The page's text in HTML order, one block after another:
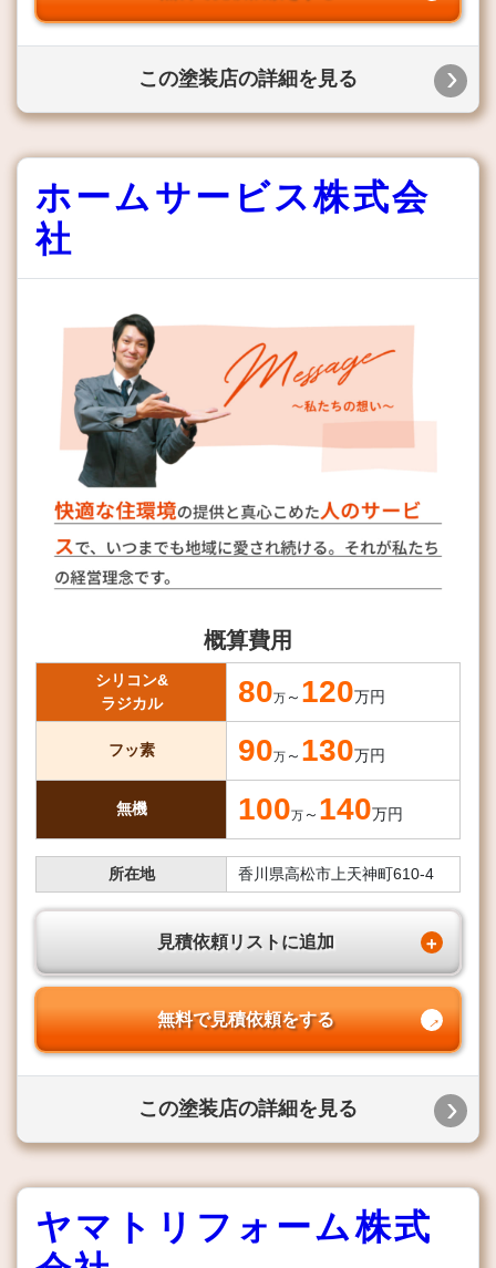
この塗装店の詳細を見る
ホームサービス株式会
社
所在地 香川県高松市上天神町610-4
概算費用
シリコン&
ラジカル
80万 ～ 120万円
フッ素 90万 ～ 130万円
無機 100万 ～ 140万円
見積依頼リストに追加
無料で見積依頼をする
この塗装店の詳細を見る
ヤマトリフォーム株式